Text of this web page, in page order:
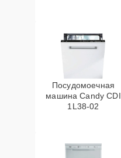
Посудомоечная
машина Candy CDI
1L38-02